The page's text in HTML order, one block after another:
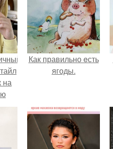
на
Как правильно eсть
ягоды.